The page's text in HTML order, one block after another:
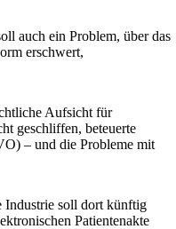
auch ein Problem, über das
erschwert,
Aufsicht für
geschliffen, beteuerte
– und die Probleme mit
Industrie soll dort künftig
Patientenakte